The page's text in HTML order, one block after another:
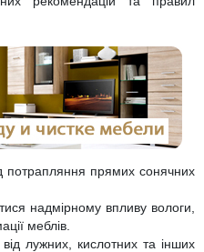
потрапляння прямих сонячних
надмірному впливу вологи,
меблів.
лужних, кислотних та інших
комоди
зі штучного каменю
умивальниками